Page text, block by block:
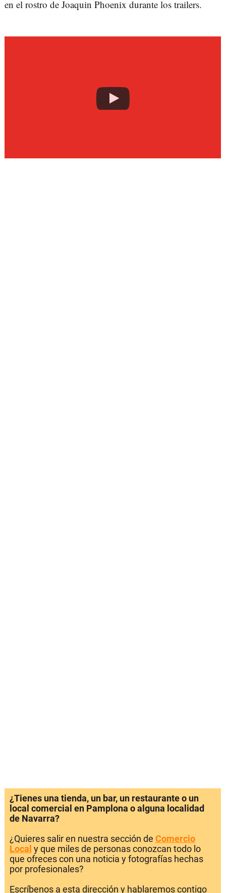
en el rostro de Joaquin Phoenix durante los trailers.
¿Tienes una tienda, un bar, un restaurante o un
local comercial en Pamplona o alguna localidad
de Navarra?
¿Quieres salir en nuestra sección de Comercio
Local y que miles de personas conozcan todo lo
que ofreces con una noticia y fotografías hechas
por profesionales?
Escríbenos a esta dirección y hablaremos contigo